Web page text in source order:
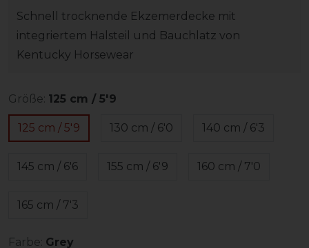
Schnell trocknende Ekzemerdecke mit
integriertem Halsteil und Bauchlatz von
Kentucky Horsewear
Größe: 125 cm / 5'9
125 cm / 5'9 130 cm / 6'0 140 cm / 6'3
145 cm / 6'6 155 cm / 6'9 160 cm / 7'0
165 cm / 7'3
Farbe: Grey